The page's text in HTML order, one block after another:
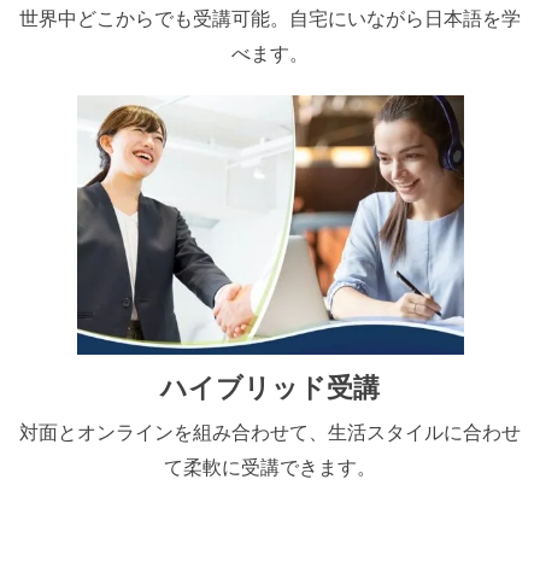
世界中どこからでも受講可能。自宅にいながら日本語を学
べます。
ハイブリッド受講
対面とオンラインを組み合わせて、生活スタイルに合わせ
て柔軟に受講できます。